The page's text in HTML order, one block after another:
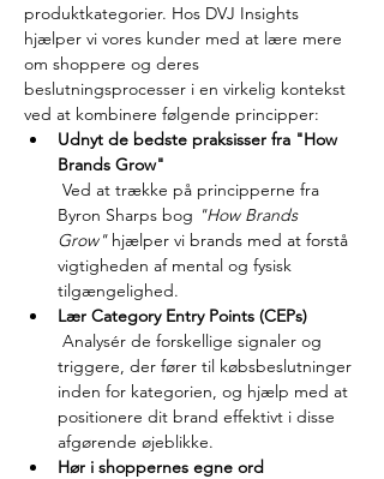
produktkategorier. Hos DVJ Insights
hjælper vi vores kunder med at lære mere
om shoppere og deres
beslutningsprocesser i en virkelig kontekst
ved at kombinere følgende principper:
Udnyt de bedste praksisser fra "How
Brands Grow"
Byron Sharps bog "How Brands
Grow" hjælper vi brands med at forstå
vigtigheden af mental og fysisk
tilgængelighed.
Lær Category Entry Points (CEPs)
triggere, der fører til købsbeslutninger
inden for kategorien, og hjælp med at
positionere dit brand effektivt i disse
afgørende øjeblikke.
Hør i shoppernes egne ord